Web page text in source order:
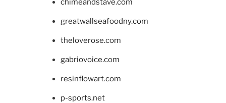
chimeandstave.com
greatwallseafoodny.com
theloverose.com
gabriovoice.com
resinflowart.com
p-sports.net